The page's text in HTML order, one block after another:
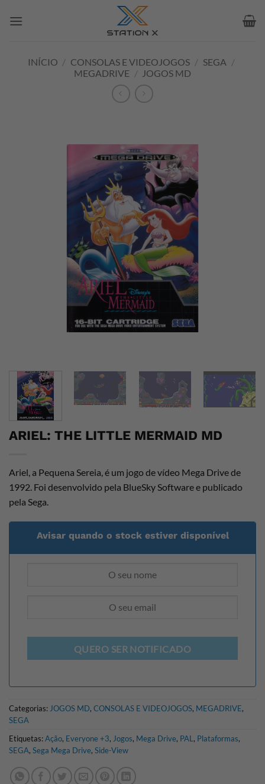
INÍCIO / CONSOLAS E VIDEOJOGOS / SEGA /
MEGADRIVE / JOGOS MD
ARIEL: THE LITTLE MERMAID MD
Ariel, a Pequena Sereia, é um jogo de vídeo Mega Drive de
1992. Foi desenvolvido pela BlueSky Software e publicado
pela Sega.
Avisar quando o stock estiver disponível
QUERO SER NOTIFICADO
Categorias:JOGOS MD, CONSOLAS E VIDEOJOGOS, MEGADRIVE,
SEGA
Etiquetas:Ação, Everyone +3, Jogos, Mega Drive, PAL, Plataformas,
SEGA, Sega Mega Drive, Side-View